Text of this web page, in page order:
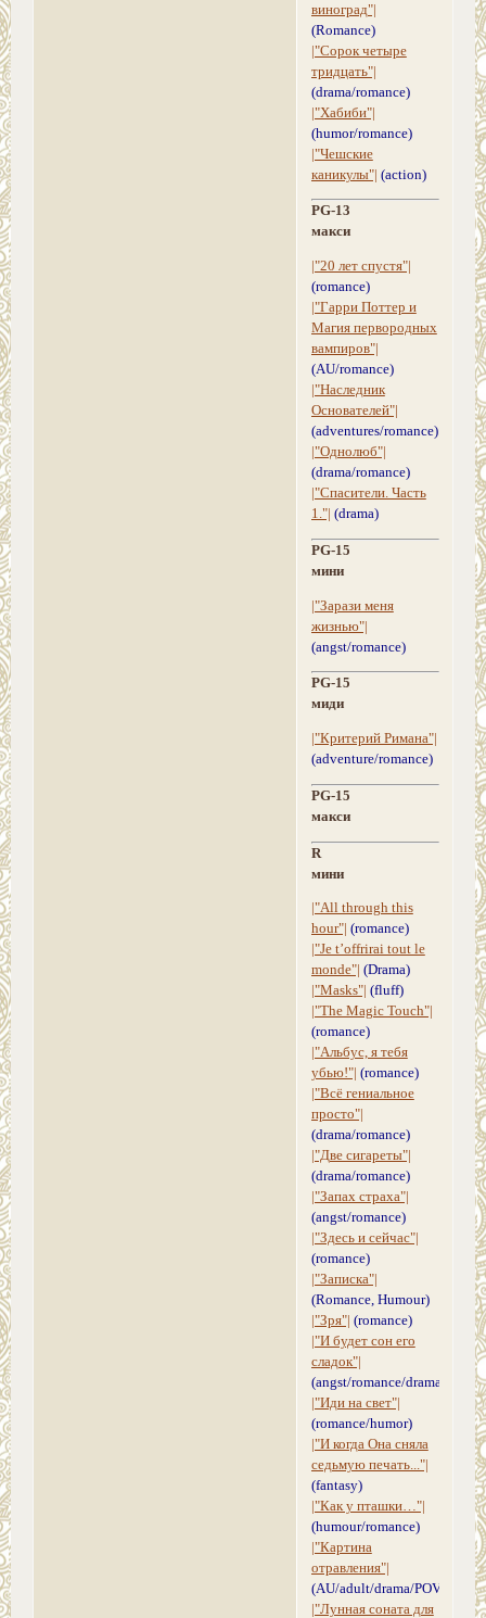
виноград"|
(Romance)
|"Сорок четыре
тридцать"|
(drama/romance)
|"Хабиби"|
(humor/romance)
|"Чешские
каникулы"| (action)
PG-13
макси
|"20 лет спустя"|
(romance)
|"Гарри Поттер и
Магия первородных
вампиров"|
(AU/romance)
|"Наследник
Основателей"|
(adventures/romance)
|"Однолюб"|
(drama/romance)
|"Спасители. Часть
1."| (drama)
PG-15
мини
|"Зарази меня
жизнью"|
(angst/romance)
PG-15
миди
|"Критерий Римана"|
(adventure/romance)
PG-15
макси
R
мини
|"All through this
hour"| (romance)
|"Je t’offrirai tout le
monde"| (Drama)
|"Masks"| (fluff)
|"The Magic Touch"|
(romance)
|"Альбус, я тебя
убью!"| (romance)
|"Всё гениальное
просто"|
(drama/romance)
|"Две сигареты"|
(drama/romance)
|"Запах страха"|
(angst/romance)
|"Здесь и сейчас"|
(romance)
|"Записка"|
(Romance, Humour)
|"Зря"| (romance)
|"И будет сон его
сладок"|
(angst/romance/drama)
|"Иди на свет"|
(romance/humor)
|"И когда Она сняла
седьмую печать..."|
(fantasy)
|"Как у пташки…"|
(humour/romance)
|"Картина
отравления"|
(AU/adult/drama/POV)
|"Лунная соната для